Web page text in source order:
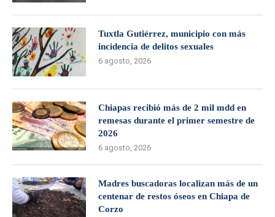
Tuxtla Gutiérrez, municipio con más
incidencia de delitos sexuales
6 agosto, 2026
Chiapas recibió más de 2 mil mdd en
remesas durante el primer semestre de
2026
6 agosto, 2026
Madres buscadoras localizan más de un
centenar de restos óseos en Chiapa de
Corzo